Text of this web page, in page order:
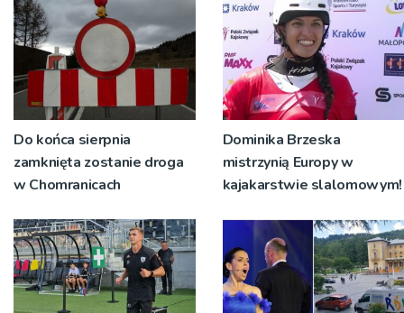
Do końca sierpnia
zamknięta zostanie droga
w Chomranicach
Dominika Brzeska
mistrzynią Europy w
kajakarstwie slalomowym!